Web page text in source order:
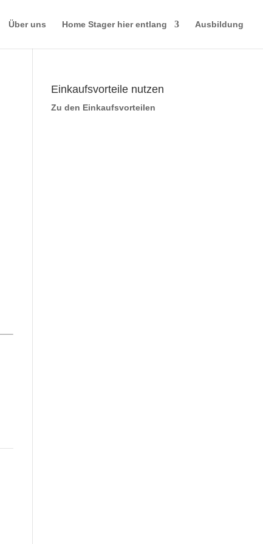
Über uns Home Stager hier entlang Ausbildung
Einkaufsvorteile nutzen
Zu den Einkaufsvorteilen